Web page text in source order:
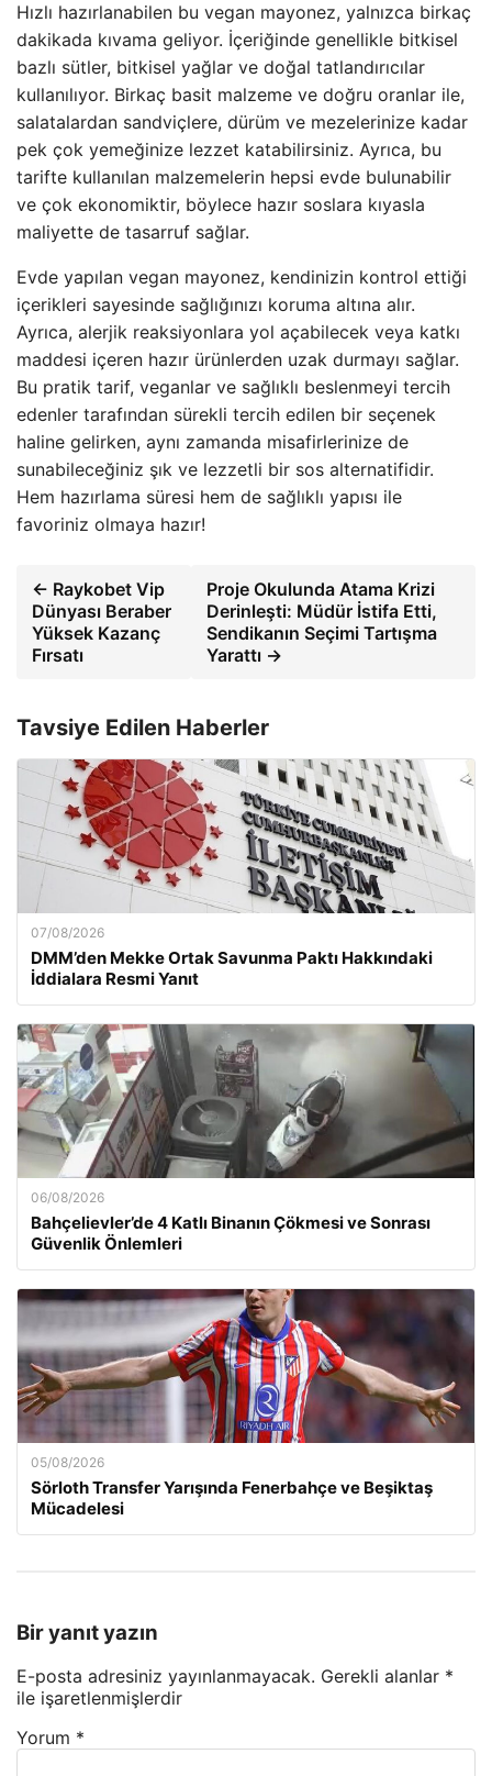
Hızlı hazırlanabilen bu vegan mayonez, yalnızca birkaç
dakikada kıvama geliyor. İçeriğinde genellikle bitkisel
bazlı sütler, bitkisel yağlar ve doğal tatlandırıcılar
kullanılıyor. Birkaç basit malzeme ve doğru oranlar ile,
salatalardan sandviçlere, dürüm ve mezelerinize kadar
pek çok yemeğinize lezzet katabilirsiniz. Ayrıca, bu
tarifte kullanılan malzemelerin hepsi evde bulunabilir
ve çok ekonomiktir, böylece hazır soslara kıyasla
maliyette de tasarruf sağlar.
Evde yapılan vegan mayonez, kendinizin kontrol ettiği
içerikleri sayesinde sağlığınızı koruma altına alır.
Ayrıca, alerjik reaksiyonlara yol açabilecek veya katkı
maddesi içeren hazır ürünlerden uzak durmayı sağlar.
Bu pratik tarif, veganlar ve sağlıklı beslenmeyi tercih
edenler tarafından sürekli tercih edilen bir seçenek
haline gelirken, aynı zamanda misafirlerinize de
sunabileceğiniz şık ve lezzetli bir sos alternatifidir.
Hem hazırlama süresi hem de sağlıklı yapısı ile
favoriniz olmaya hazır!
← Raykobet Vip
Dünyası Beraber
Yüksek Kazanç
Fırsatı
Proje Okulunda Atama Krizi
Derinleşti: Müdür İstifa Etti,
Sendikanın Seçimi Tartışma
Yarattı →
Tavsiye Edilen Haberler
07/08/2026
DMM’den Mekke Ortak Savunma Paktı Hakkındaki
İddialara Resmi Yanıt
06/08/2026
Bahçelievler’de 4 Katlı Binanın Çökmesi ve Sonrası
Güvenlik Önlemleri
05/08/2026
Sörloth Transfer Yarışında Fenerbahçe ve Beşiktaş
Mücadelesi
Bir yanıt yazın
E-posta adresiniz yayınlanmayacak. Gerekli alanlar *
ile işaretlenmişlerdir
Yorum *